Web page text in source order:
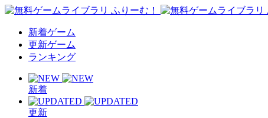
新着ゲーム
更新ゲーム
ランキング
新着
更新